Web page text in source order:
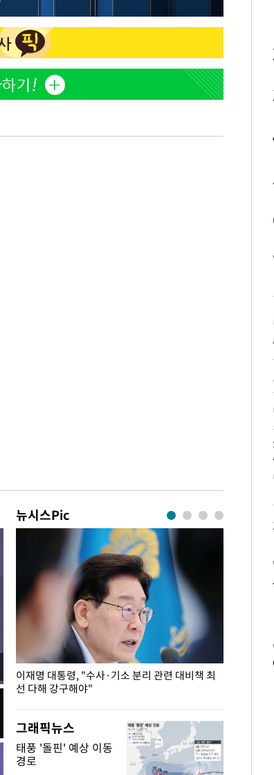
뉴시스Pic
이재명 대통령, "수사·기소 분리 관련 대비책 최
선 다해 강구해야"
송영길·
그래픽뉴스
태풍 '돌핀' 예상 이동
경로
망…또 배우 꿈꾸는 스타 2세
2
계 주목
3
'첫 주연' 정준원 "심판대 올라…많이 걱정
돼"
4